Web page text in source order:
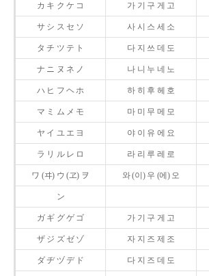
カ キ ク ケ コ 가 기 구 게 고
サ シ ス セ ソ 사 시 스 세 소
タ チ ツ テ ト 다 지 쓰 데 도
ナ ニ ヌ ネ ノ 나 니 누 네 노
ハ ヒ フ ヘ ホ 하 히 후 헤 호
マ ミ ム メ モ 마 미 무 메 모
ヤ イ ユ エ ヨ 야 이 유 에 요
ラ リ ル レ ロ 라 리 루 레 로
ワ (ヰ) ウ (ヱ) ヲ 와 (이) 우 (에) 오
ン
ガ ギ グ ゲ ゴ 가 기 구 게 고
ザ ジ ズ ゼ ゾ 자 지 즈 제 조
ダ ヂ ヅ デ ド 다 지 즈 데 도